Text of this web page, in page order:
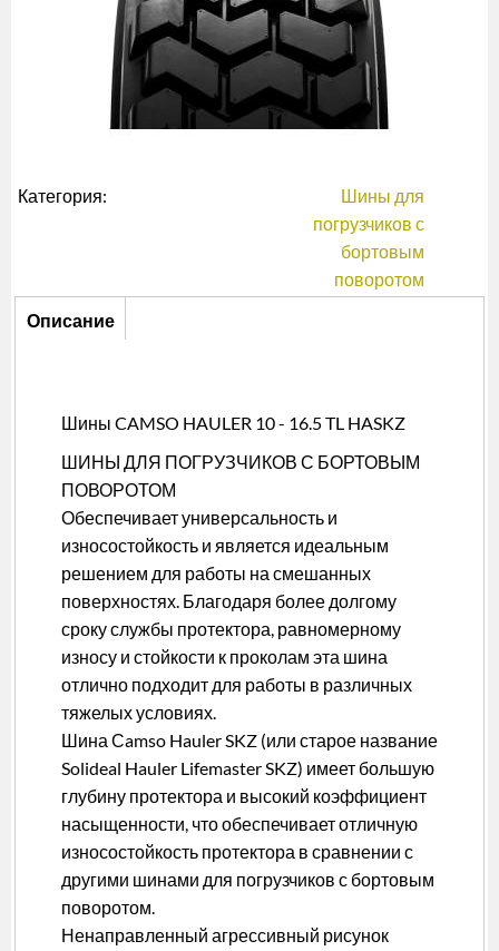
Категория:
Шины для
погрузчиков с
бортовым
поворотом
Описание
Описание
Шины CAMSO HAULER 10 - 16.5 TL HASKZ
ШИНЫ ДЛЯ ПОГРУЗЧИКОВ С БОРТОВЫМ
ПОВОРОТОМ
Обеспечивает универсальность и
износостойкость и является идеальным
решением для работы на смешанных
поверхностях. Благодаря более долгому
сроку службы протектора, равномерному
износу и стойкости к проколам эта шина
отлично подходит для работы в различных
тяжелых условиях.
Шина Сamso Hauler SKZ (или старое название
Solideal Hauler Lifemaster SKZ) имеет большую
глубину протектора и высокий коэффициент
насыщенности, что обеспечивает отличную
износостойкость протектора в сравнении с
другими шинами для погрузчиков с бортовым
поворотом.
Ненаправленный агрессивный рисунок